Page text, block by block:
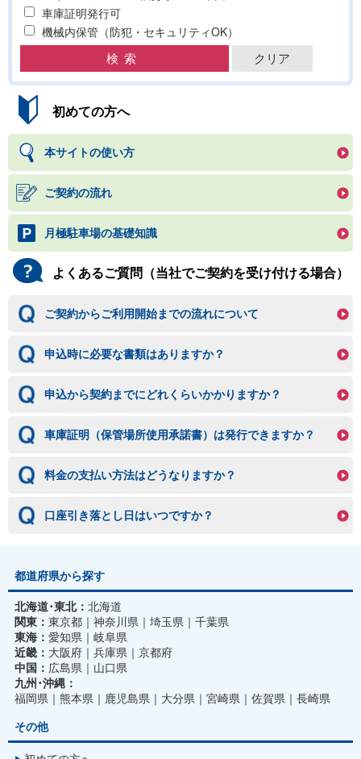
車庫証明発行可
機械内保管（防犯・セキュリティOK）
初めての方へ
本サイトの使い方
ご契約の流れ
月極駐車場の基礎知識
よくあるご質問（当社でご契約を受け付ける場合）
ご契約からご利用開始までの流れについて
申込時に必要な書類はありますか？
申込から契約までにどれくらいかかりますか？
車庫証明（保管場所使用承諾書）は発行できますか？
料金の支払い方法はどうなりますか？
口座引き落とし日はいつですか？
都道府県から探す
北海道･東北： 北海道
関東： 東京都 神奈川県 埼玉県
千葉県
東海： 愛知県
岐阜県
近畿： 大阪府 兵庫県
京都府
中国： 広島県
山口県
九州･沖縄：
福岡県
熊本県 鹿児島県 大分県 宮崎県 佐賀県
長崎県
その他